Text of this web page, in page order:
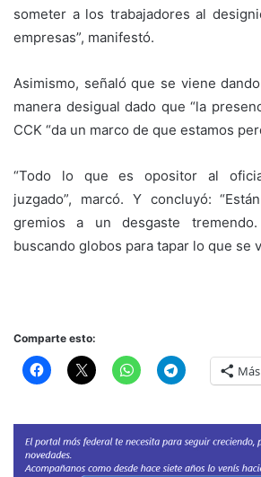
someter a los trabajadores al
empresas”, manifestó.
Asimismo, señaló que se viene
manera desigual dado que “la
CCK “da un marco de que estamos
“Todo lo que es opositor al
juzgado”, marcó. Y concluyó:
gremios a un desgaste
buscando globos para tapar lo que se
Comparte esto:
Más